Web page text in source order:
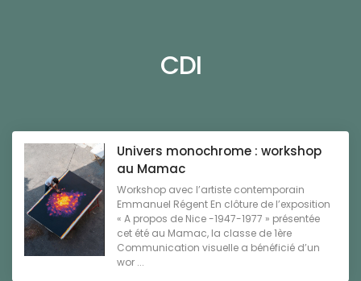
CDI
Univers monochrome : workshop
au Mamac
Workshop avec l’artiste contemporain
Emmanuel Régent En clôture de l’exposition
« A propos de Nice -1947-1977 » présentée
cet été au Mamac, la classe de 1ère
Communication visuelle a bénéficié d’un
wor ...